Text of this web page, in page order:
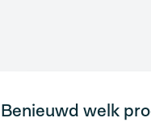
Benieuwd welk